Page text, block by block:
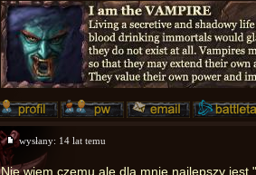
wysłany: 14 lat temu
Nie wiem czemu ale dla mnie najlepszy